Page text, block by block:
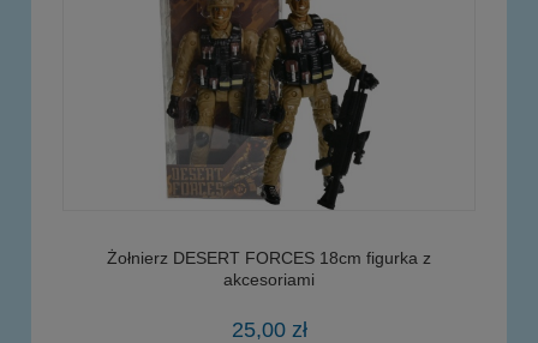
Żołnierz DESERT FORCES 18cm figurka z
akcesoriami
25,00 zł